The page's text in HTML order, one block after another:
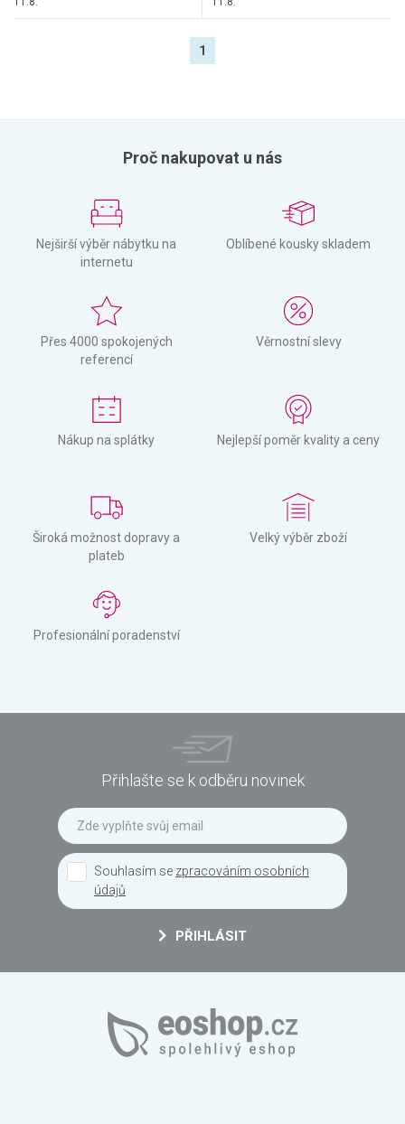
1
Proč nakupovat u nás
Nejširší výběr nábytku na
internetu
Oblíbené kousky skladem
Přes 4000 spokojených
referencí
Věrnostní slevy
Nákup na splátky Nejlepší poměr kvality a ceny
Široká možnost dopravy a
plateb
Velký výběr zboží
Profesionální poradenství
Přihlašte se k odběru novinek
Souhlasím se zpracováním osobních
údajů
PŘIHLÁSIT